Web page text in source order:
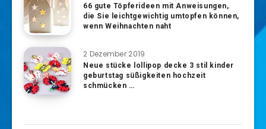
66 gute Töpferideen mit Anweisungen,
die Sie leichtgewichtig umtopfen können,
wenn Weihnachten naht
2 Dezember 2019
Neue stücke lollipop decke 3 stil kinder
geburtstag süßigkeiten hochzeit
schmücken …